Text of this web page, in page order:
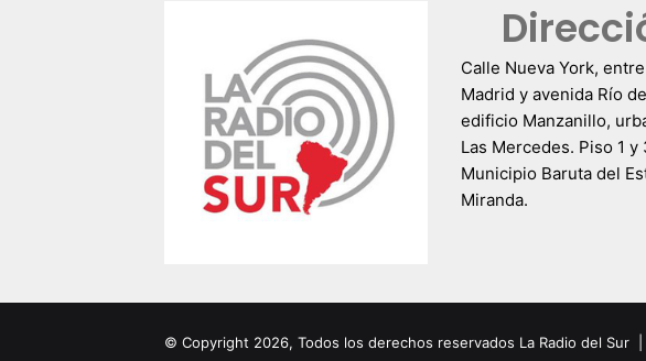
Calle Nueva York,
Madrid y avenida Río
edificio Manzanillo,
Las Mercedes. Piso 1 y
Municipio Baruta del
Miranda.
© Copyright 2026, Todos los derechos reservados La Radio del Sur